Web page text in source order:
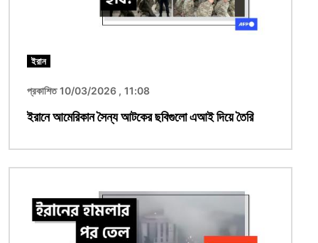
ইরান
প্রকাশিত 10/03/2026 , 11:08
ইরানে আমেরিকান সৈন্য আটকের ছবিগুলো এআই দিয়ে তৈরি